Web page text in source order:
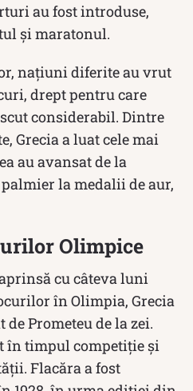
au fost introduse,
și maratonul.
națiuni diferite au vrut
drept pentru care
considerabil. Dintre
Grecia a luat cele mai
au avansat de la
la medalii de aur,
Olimpice
cu câteva luni
în Olimpia, Grecia
Prometeu de la zei.
în timpul competiție și
Flacăra a fost